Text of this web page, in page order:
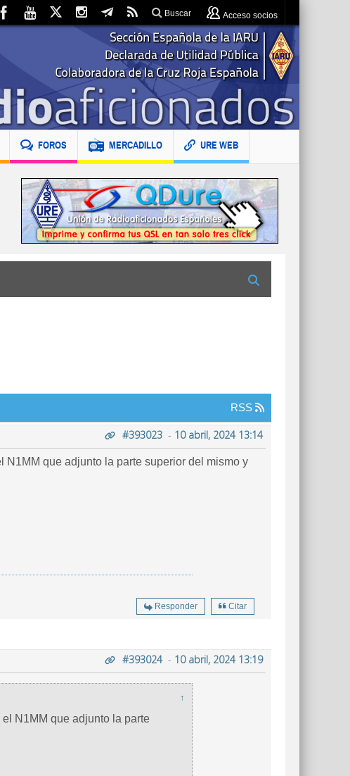
Buscar Acceso socios
FOROS MERCADILLO URE WEB
RSS
#393023 - 10 abril, 2024 13:14
que adjunto la parte superior del mismo y
Responder Citar
#393024- 10 abril, 2024 13:19
↑
N1MM que adjunto la parte